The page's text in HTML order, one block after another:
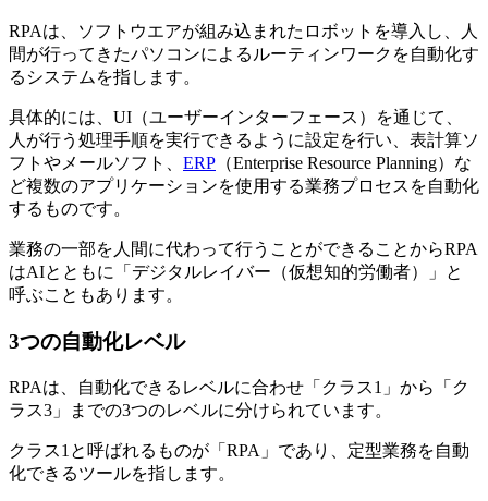
RPAは、ソフトウエアが組み込まれたロボットを導入し、人
間が行ってきたパソコンによるルーティンワークを自動化す
るシステムを指します。
具体的には、UI（ユーザーインターフェース）を通じて、
人が行う処理手順を実行できるように設定を行い、表計算ソ
フトやメールソフト、 ERP （Enterprise Resource Planning）な
ど複数のアプリケーションを使用する業務プロセスを自動化
するものです。
業務の一部を人間に代わって行うことができることからRPA
はAIとともに「デジタルレイバー（仮想知的労働者）」と
呼ぶこともあります。
3つの自動化レベル
RPAは、自動化できるレベルに合わせ「クラス1」から「ク
ラス3」までの3つのレベルに分けられています。
クラス1と呼ばれるものが「RPA」であり、定型業務を自動
化できるツールを指します。